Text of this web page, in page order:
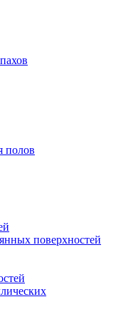
полов
поверхностей